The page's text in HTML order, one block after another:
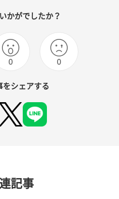
かがでしたか？
0 0
をシェアする
記事